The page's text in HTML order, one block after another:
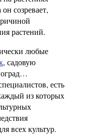
созревает,
растений.
любые
, садовую
есть
из которых
всех культур.